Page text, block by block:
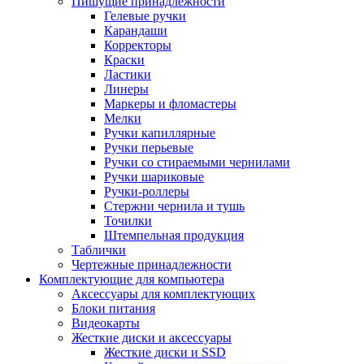
Гелевые ручки
Карандаши
Корректоры
Краски
Ластики
Линеры
Маркеры и фломастеры
Мелки
Ручки капиллярные
Ручки перьевые
Ручки со стираемыми чернилами
Ручки шариковые
Ручки-роллеры
Стержни чернила и тушь
Точилки
Штемпельная продукция
Таблички
Чертежные принадлежности
Комплектующие для компьютера
Аксессуары для комплектующих
Блоки питания
Видеокарты
Жесткие диски и аксессуары
Жесткие диски и SSD